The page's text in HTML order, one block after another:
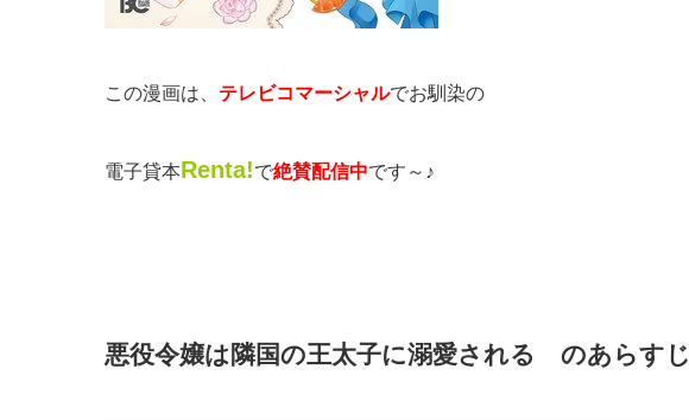
この漫画は、 テレビコマーシャルでお馴染の
電子貸本Renta!で絶賛配信中です～♪
悪役令嬢は隣国の王太子に溺愛される のあらすじ